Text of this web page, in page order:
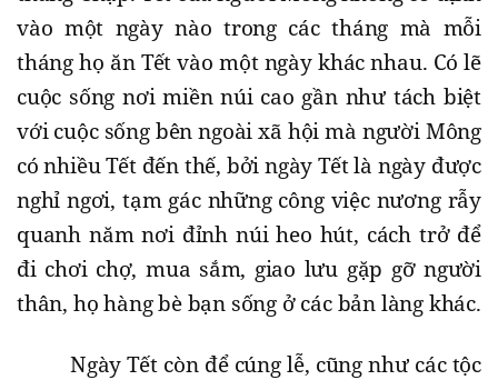
vào một ngày nào trong các tháng mà mỗi
tháng họ ăn Tết vào một ngày khác nhau. Có lẽ
cuộc sống nơi miền núi cao gần như tách biệt
với cuộc sống bên ngoài xã hội mà người Mông
có nhiều Tết đến thế, bởi ngày Tết là ngày được
nghỉ ngơi, tạm gác những công việc nương rẫy
quanh năm nơi đỉnh núi heo hút, cách trở để
đi chơi chợ, mua sắm, giao lưu gặp gỡ người
thân, họ hàng bè bạn sống ở các bản làng khác.
Ngày Tết còn để cúng lễ, cũng như các tộc